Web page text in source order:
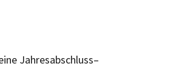
Jahresabschluss–